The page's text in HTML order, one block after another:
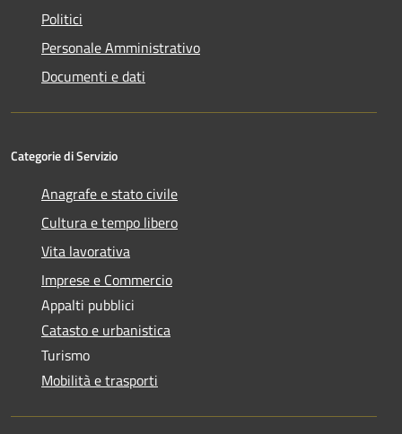
Politici
Personale Amministrativo
Documenti e dati
Categorie di Servizio
Anagrafe e stato civile
Cultura e tempo libero
Vita lavorativa
Imprese e Commercio
Appalti pubblici
Catasto e urbanistica
Turismo
Mobilità e trasporti